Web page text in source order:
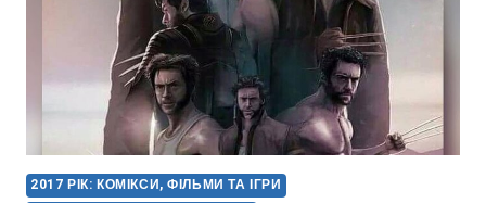
2017 РІК: КОМІКСИ, ФІЛЬМИ ТА ІГРИ